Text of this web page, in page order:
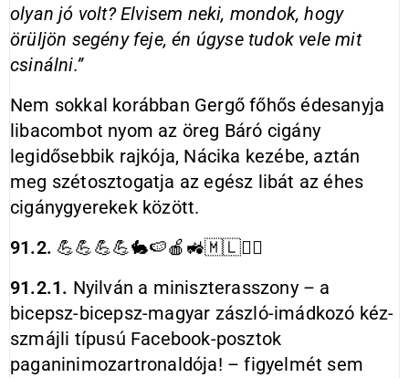
olyan jó volt? Elvisem neki, mondok, hogy
örüljön segény feje, én úgyse tudok vele mit
csinálni.”
Nem sokkal korábban Gergő főhős édesanyja
libacombot nyom az öreg Báró cigány
legidősebbik rajkója, Nácika kezébe, aztán
meg szétosztogatja az egész libát az éhes
cigánygyerekek között.
91.2. 💪💪💪💪🐇🍉🍎🚜🇲🇱❤️‍🔥
91.2.1. Nyilván a miniszterasszony – a
bicepsz-bicepsz-magyar zászló-imádkozó kéz-
szmájli típusú Facebook-posztok
paganinimozartronaldója! – figyelmét sem